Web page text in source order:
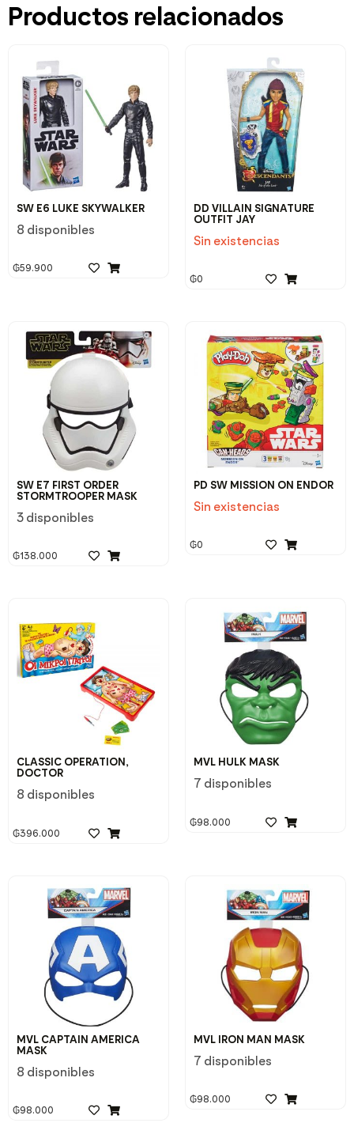
Productos relacionados
SW E6 LUKE SKYWALKER
8 disponibles
₲59.900
DD VILLAIN SIGNATURE
OUTFIT JAY
Sin existencias
₲0
SW E7 FIRST ORDER
STORMTROOPER MASK
3 disponibles
₲138.000
PD SW MISSION ON ENDOR
Sin existencias
₲0
CLASSIC OPERATION,
DOCTOR
8 disponibles
₲396.000
MVL HULK MASK
7 disponibles
₲98.000
MVL CAPTAIN AMERICA
MASK
8 disponibles
₲98.000
MVL IRON MAN MASK
7 disponibles
₲98.000